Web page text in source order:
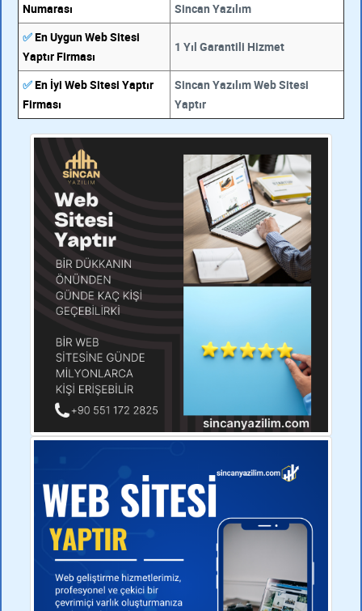
Numarası
Sincan Yazılım
✅En Uygun Web Sitesi
Yaptır Firması
1 Yıl Garantili Hizmet
✅En İyi Web Sitesi Yaptır
Firması
Sincan Yazılım Web Sitesi
Yaptır